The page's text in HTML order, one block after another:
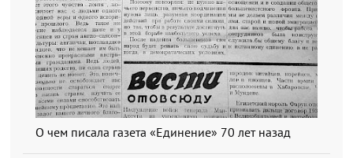
О чем писала газета «Единение» 70 лет назад